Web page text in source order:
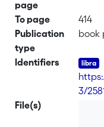
page
To page
414
Publication
type
book
Identifiers
3/
File(s)